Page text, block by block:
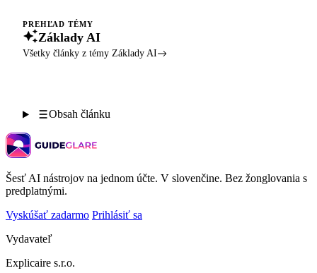
PREHĽAD TÉMY
Základy AI
Všetky články z témy Základy AI
Obsah článku
Šesť AI nástrojov na jednom účte. V slovenčine. Bez žonglovania s
predplatnými.
Vyskúšať zadarmo Prihlásiť sa
Vydavateľ
Explicaire s.r.o.